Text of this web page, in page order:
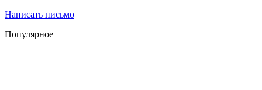
Написать письмо
Популярное